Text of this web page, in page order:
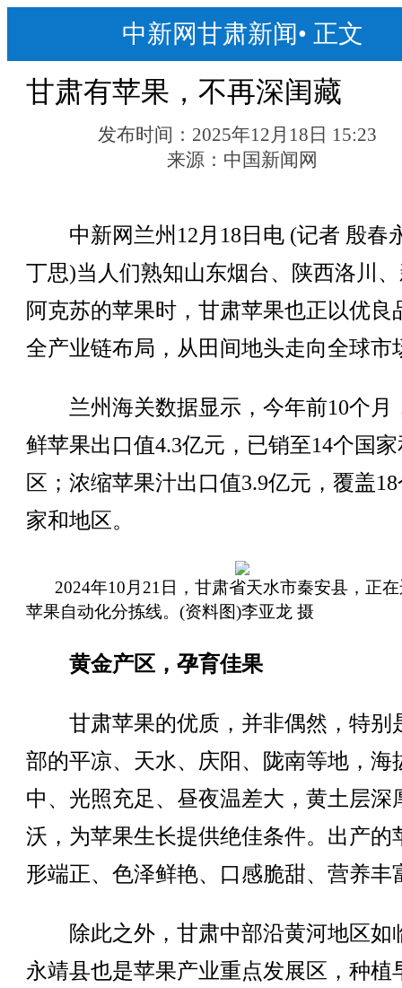
中新网甘肃新闻• 正文
甘肃有苹果，不再深闺藏
发布时间： 2025年12月18日 15:23
来源： 中国新闻网
中新网兰州12月18日电 (记者 殷春
丁思)当人们熟知山东烟台、陕西洛川
阿克苏的苹果时，甘肃苹果也正以优良
全产业链布局，从田间地头走向全球市
兰州海关数据显示，今年前10个月
鲜苹果出口值4.3亿元，已销至14个国
区；浓缩苹果汁出口值3.9亿元，覆盖
家和地区。
2024年10月21日，甘肃省天水市秦安县，正
苹果自动化分拣线。(资料图)李亚龙 摄
黄金产区，孕育佳果
甘肃苹果的优质，并非偶然，特别
部的平凉、天水、庆阳、陇南等地，海
中、光照充足、昼夜温差大，黄土层深
沃，为苹果生长提供绝佳条件。出产的
形端正、色泽鲜艳、口感脆甜、营养丰
除此之外，甘肃中部沿黄河地区如
永靖县也是苹果产业重点发展区，种植